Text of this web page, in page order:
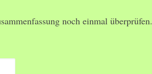
noch einmal überprüfen.